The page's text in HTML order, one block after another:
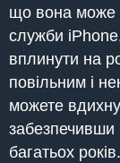
що вона може
служби
вплинути на
повільним і
можете
забезпечивши
багатьох років.